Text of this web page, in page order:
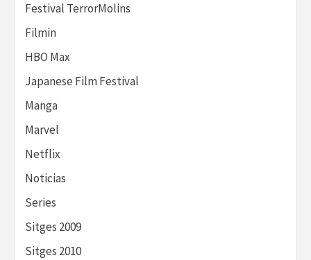
Festival TerrorMolins
Filmin
HBO Max
Japanese Film Festival
Manga
Marvel
Netflix
Noticias
Series
Sitges 2009
Sitges 2010